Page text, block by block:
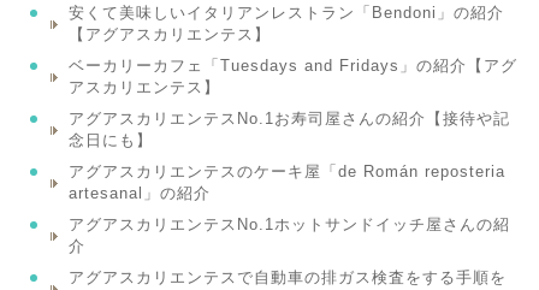
安くて美味しいイタリアンレストラン「Bendoni」の紹介
【アグアスカリエンテス】
ベーカリーカフェ「Tuesdays and Fridays」の紹介【アグ
アスカリエンテス】
アグアスカリエンテスNo.1お寿司屋さんの紹介【接待や記
念日にも】
アグアスカリエンテスのケーキ屋「de Román reposteria
artesanal」の紹介
アグアスカリエンテスNo.1ホットサンドイッチ屋さんの紹
介
アグアスカリエンテスで自動車の排ガス検査をする手順を